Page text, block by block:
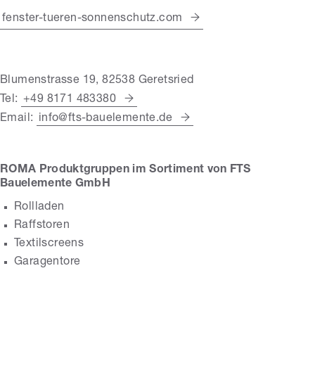
fenster-tueren-sonnenschutz.com
Blumenstrasse 19, 82538 Geretsried
Tel: +49 8171 483380
Email:
info@fts-bauelemente.de
ROMA Produktgruppen im Sortiment von FTS
Bauelemente GmbH
Rollladen
Raffstoren
Textilscreens
Garagentore